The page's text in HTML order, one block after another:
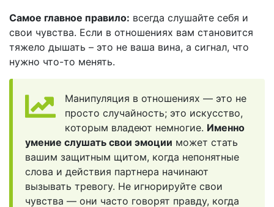
Самое главное правило: всегда слушайте себя и
свои чувства. Если в отношениях вам становится
тяжело дышать – это не ваша вина, а сигнал, что
нужно что-то менять.
Манипуляция в отношениях — это не
просто случайность; это искусство,
которым владеют немногие. Именно
умение слушать свои эмоции может стать
вашим защитным щитом, когда непонятные
слова и действия партнера начинают
вызывать тревогу. Не игнорируйте свои
чувства — они часто говорят правду, когда